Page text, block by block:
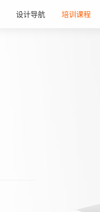
设计导航 培训课程